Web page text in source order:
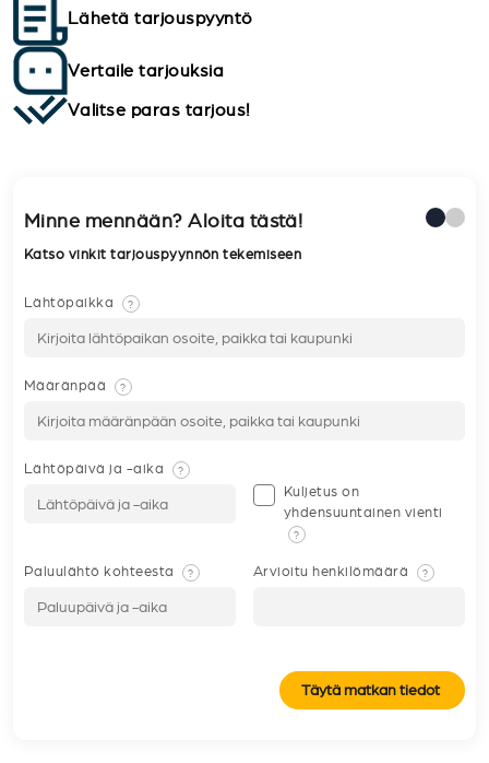
Lähetä tarjouspyyntö
Vertaile tarjouksia
Valitse paras tarjous!
Minne mennään? Aloita tästä!
Katso vinkit tarjouspyynnön tekemiseen
Lähtöpaikka ?
Määränpää ?
Lähtöpäivä ja -aika ?
Kuljetus on
yhdensuuntainen vienti
?
Paluulähtö kohteesta ? Arvioitu henkilömäärä ?
Täytä matkan tiedot